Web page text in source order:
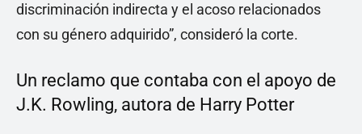
discriminación indirecta y el acoso relacionados
con su género adquirido”, consideró la corte.
Un reclamo que contaba con el apoyo de
J.K. Rowling, autora de Harry Potter